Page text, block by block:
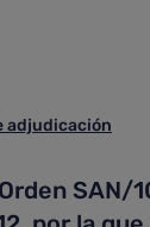
adjudicación
SAN/